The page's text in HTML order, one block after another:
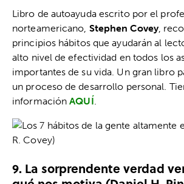
Libro de autoayuda escrito por el
norteamericano, Stephen Covey,
principios hábitos que ayudarán al
alto nivel de efectividad en todos los
importantes de su vida. Un gran libro
un proceso de desarrollo personal.
informaciónAQUÍ.
9. La sorprendente verdad